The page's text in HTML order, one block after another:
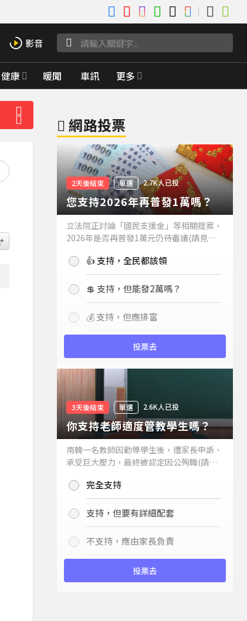
健康 暖聞 車訊 更多
網路投票
2天後結束 單選 2.7K人已投
您支持2026年再普發1萬嗎？
立法院正討論「國民支援金」等相關提案，
2026年是否再普發1萬元仍待審議(請見下
持嗎？👍 支持，全民都該領
💲 支持，但能發2萬嗎？
💰 支持，但應排富
投票去
3天後結束 單選 2.6K人已投
你支持老師適度管教學生嗎？
南韓一名教師因勸導學生後，遭家長申訴、
承受巨大壓力，最終被認定因公殉職(請見
你支持老師適度管教學生嗎？
完全支持
支持，但要有詳細配套
不支持，應由家長負責
投票去